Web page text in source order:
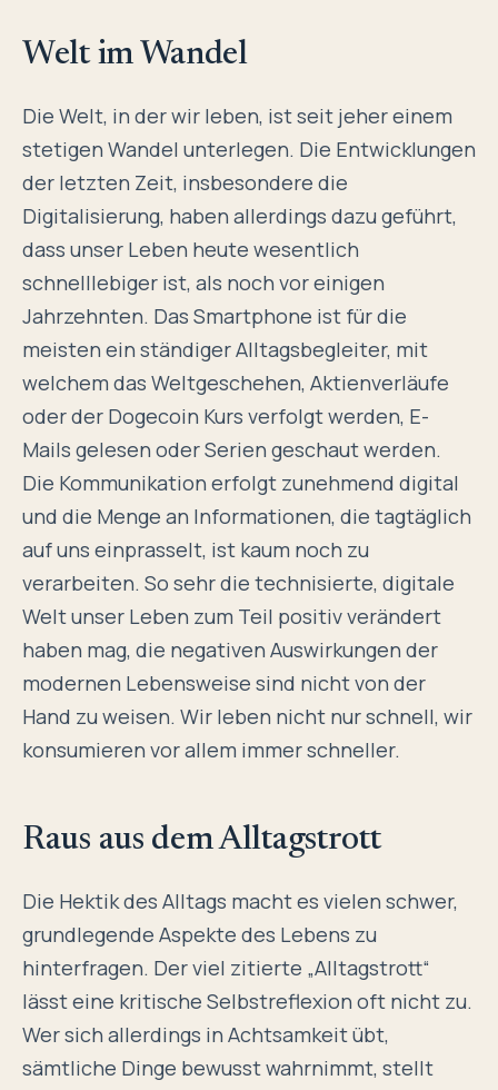
Welt im Wandel
Die Welt, in der wir leben, ist seit jeher einem
stetigen Wandel unterlegen. Die Entwicklungen
der letzten Zeit, insbesondere die
Digitalisierung, haben allerdings dazu geführt,
dass unser Leben heute wesentlich
schnelllebiger ist, als noch vor einigen
Jahrzehnten. Das Smartphone ist für die
meisten ein ständiger Alltagsbegleiter, mit
welchem das Weltgeschehen, Aktienverläufe
oder der Dogecoin Kurs verfolgt werden, E-
Mails gelesen oder Serien geschaut werden.
Die Kommunikation erfolgt zunehmend digital
und die Menge an Informationen, die tagtäglich
auf uns einprasselt, ist kaum noch zu
verarbeiten. So sehr die technisierte, digitale
Welt unser Leben zum Teil positiv verändert
haben mag, die negativen Auswirkungen der
modernen Lebensweise sind nicht von der
Hand zu weisen. Wir leben nicht nur schnell, wir
konsumieren vor allem immer schneller.
Raus aus dem Alltagstrott
Die Hektik des Alltags macht es vielen schwer,
grundlegende Aspekte des Lebens zu
hinterfragen. Der viel zitierte „Alltagstrott“
lässt eine kritische Selbstreflexion oft nicht zu.
Wer sich allerdings in Achtsamkeit übt,
sämtliche Dinge bewusst wahrnimmt, stellt